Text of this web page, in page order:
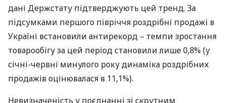
дані Держстату підтверджують цей тренд. За
підсумками першого півріччя роздрібні продажі в
Україні встановили антирекорд – темпи зростання
товарообігу за цей період становили лише 0,8% (у
січні-червні минулого року динаміка роздрібних
продажів оцінювалася в 11,1%).
Невизначеність у поєднанні зі скрутним